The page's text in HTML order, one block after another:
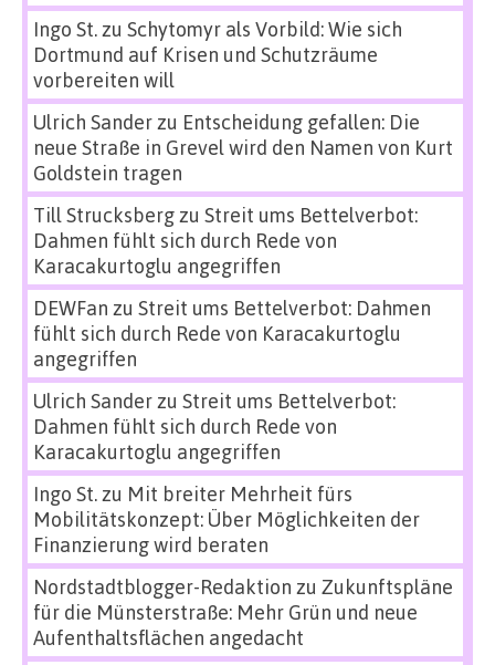
Ingo St.zu Schytomyr als Vorbild: Wie sich
Dortmund auf Krisen und Schutzräume
vorbereiten will
Ulrich Sanderzu Entscheidung gefallen: Die
neue Straße in Grevel wird den Namen von Kurt
Goldstein tragen
Till Strucksbergzu Streit ums Bettelverbot:
Dahmen fühlt sich durch Rede von
Karacakurtoglu angegriffen
DEWFan zu Streit ums Bettelverbot: Dahmen
fühlt sich durch Rede von Karacakurtoglu
angegriffen
Ulrich Sanderzu Streit ums Bettelverbot:
Dahmen fühlt sich durch Rede von
Karacakurtoglu angegriffen
Ingo St.zu Mit breiter Mehrheit fürs
Mobilitätskonzept: Über Möglichkeiten der
Finanzierung wird beraten
Nordstadtblogger-Redaktion zu Zukunftspläne
für die Münsterstraße: Mehr Grün und neue
Aufenthaltsflächen angedacht